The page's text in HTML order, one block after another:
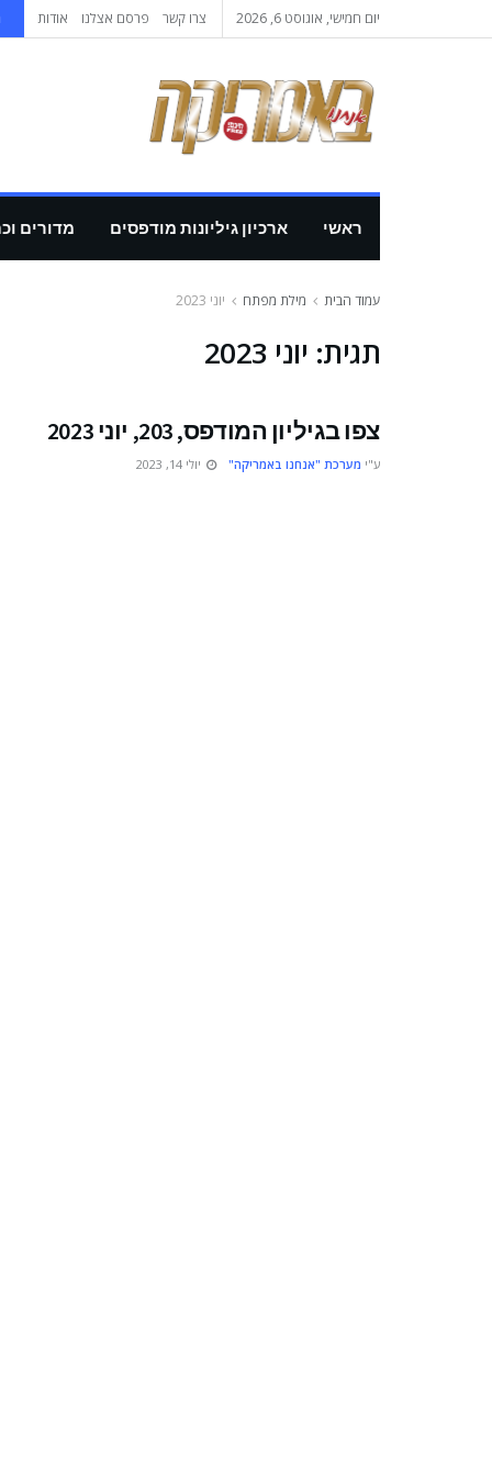
יום חמישי, אוגוסט 6, 2026 צרו קשר פרסם אצלנו אודות
ראשי ארכיון גיליונות מודפסים מדורים
עמוד הבית מילת מפתח יוני 2023
תגית: יוני 2023
צפו בגיליון המודפס, 203, יוני 2023
ע"י מערכת "אנחנו באמריקה" יולי 14, 2023